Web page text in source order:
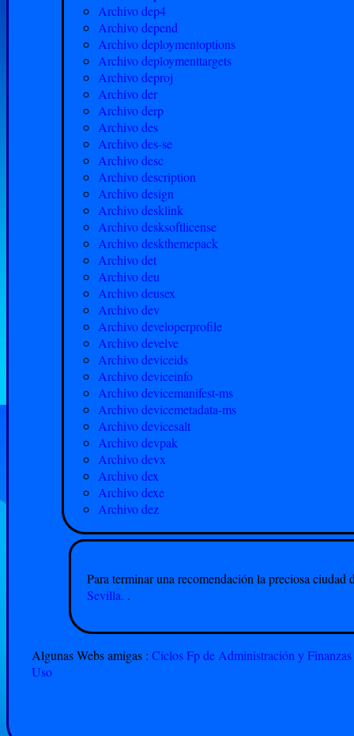
Archivo dep4
Archivo depend
Archivo deploymentoptions
Archivo deploymenttargets
Archivo deproj
Archivo der
Archivo derp
Archivo des
Archivo des-se
Archivo desc
Archivo description
Archivo design
Archivo desklink
Archivo desksoftlicense
Archivo deskthemepack
Archivo det
Archivo deu
Archivo deusex
Archivo dev
Archivo developerprofile
Archivo develve
Archivo deviceids
Archivo deviceinfo
Archivo devicemanifest-ms
Archivo devicemetadata-ms
Archivo devicesalt
Archivo devpak
Archivo devx
Archivo dex
Archivo dexe
Archivo dez
Para terminar una recomendación la preciosa ciudad
Sevilla. .
Algunas Webs amigas : Ciclos Fp de Administración y Finanzas
Uso